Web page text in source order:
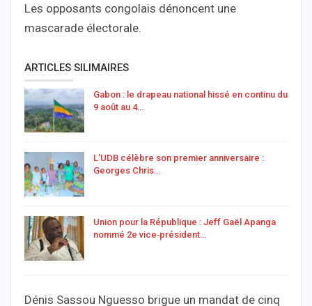
Les opposants congolais dénoncent une
mascarade électorale.
ARTICLES SILIMAIRES
Gabon : le drapeau national hissé en continu du
9 août au 4…
L’UDB célèbre son premier anniversaire :
Georges Chris…
Union pour la République : Jeff Gaël Apanga
nommé 2e vice‑président…
Dénis Sassou Nguesso brigue un mandat de cinq